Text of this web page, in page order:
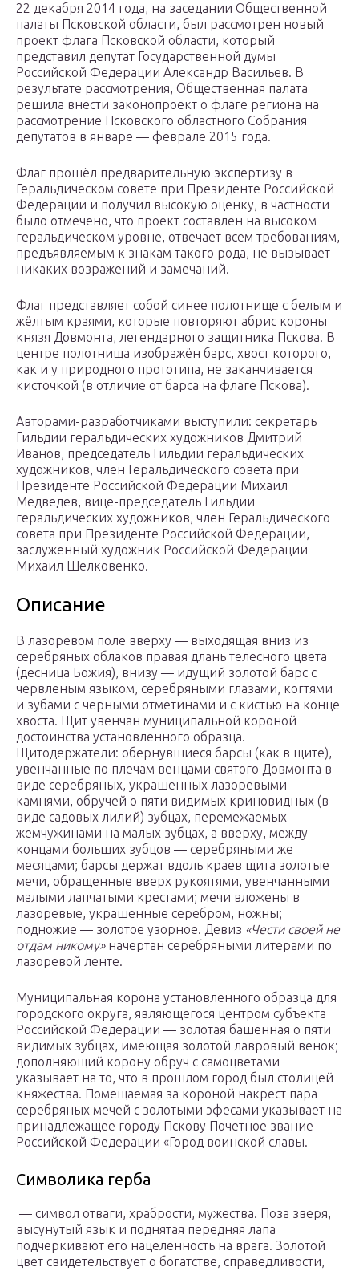
22 декабря 2014 года, на заседании Общественной
палаты Псковской области, был рассмотрен новый
проект флага Псковской области, который
представил депутат Государственной думы
Российской Федерации Александр Васильев. В
результате рассмотрения, Общественная палата
решила внести законопроект о флаге региона на
рассмотрение Псковского областного Собрания
депутатов в январе — феврале 2015 года.
Флаг прошёл предварительную экспертизу в
Геральдическом совете при Президенте Российской
Федерации и получил высокую оценку, в частности
было отмечено, что проект составлен на высоком
геральдическом уровне, отвечает всем требованиям,
предъявляемым к знакам такого рода, не вызывает
никаких возражений и замечаний.
Флаг представляет собой синее полотнище с белым и
жёлтым краями, которые повторяют абрис короны
князя Довмонта, легендарного защитника Пскова. В
центре полотнища изображён барс, хвост которого,
как и у природного прототипа, не заканчивается
кисточкой (в отличие от барса на флаге Пскова).
Авторами-разработчиками выступили: секретарь
Гильдии геральдических художников Дмитрий
Иванов, председатель Гильдии геральдических
художников, член Геральдического совета при
Президенте Российской Федерации Михаил
Медведев, вице-председатель Гильдии
геральдических художников, член Геральдического
совета при Президенте Российской Федерации,
заслуженный художник Российской Федерации
Михаил Шелковенко.
Описание
В лазоревом поле вверху — выходящая вниз из
серебряных облаков правая длань телесного цвета
(десница Божия), внизу — идущий золотой барс с
червленым языком, серебряными глазами, когтями
и зубами с черными отметинами и с кистью на конце
хвоста. Щит увенчан муниципальной короной
достоинства установленного образца.
Щитодержатели: обернувшиеся барсы (как в щите),
увенчанные по плечам венцами святого Довмонта в
виде серебряных, украшенных лазоревыми
камнями, обручей о пяти видимых криновидных (в
виде садовых лилий) зубцах, перемежаемых
жемчужинами на малых зубцах, а вверху, между
концами больших зубцов — серебряными же
месяцами; барсы держат вдоль краев щита золотые
мечи, обращенные вверх рукоятями, увенчанными
малыми лапчатыми крестами; мечи вложены в
лазоревые, украшенные серебром, ножны;
подножие — золотое узорное. Девиз «Чести своей не
отдам никому»начертан серебряными литерами по
лазоревой ленте.
Муниципальная корона установленного образца для
городского округа, являющегося центром субъекта
Российской Федерации — золотая башенная о пяти
видимых зубцах, имеющая золотой лавровый венок;
дополняющий корону обруч с самоцветами
указывает на то, что в прошлом город был столицей
княжества. Помещаемая за короной накрест пара
серебряных мечей с золотыми эфесами указывает на
принадлежащее городу Пскову Почетное звание
Российской Федерации «Город воинской славы.
Символика герба
— символ отваги, храбрости, мужества. Поза зверя,
высунутый язык и поднятая передняя лапа
подчеркивают его нацеленность на врага. Золотой
цвет свидетельствует о богатстве, справедливости,